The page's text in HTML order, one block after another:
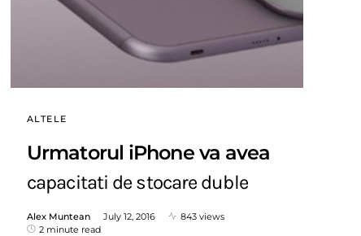
ALTELE
Urmatorul iPhone va avea
capacitati de stocare duble
Alex Muntean July 12, 2016
843 views
2 minute read